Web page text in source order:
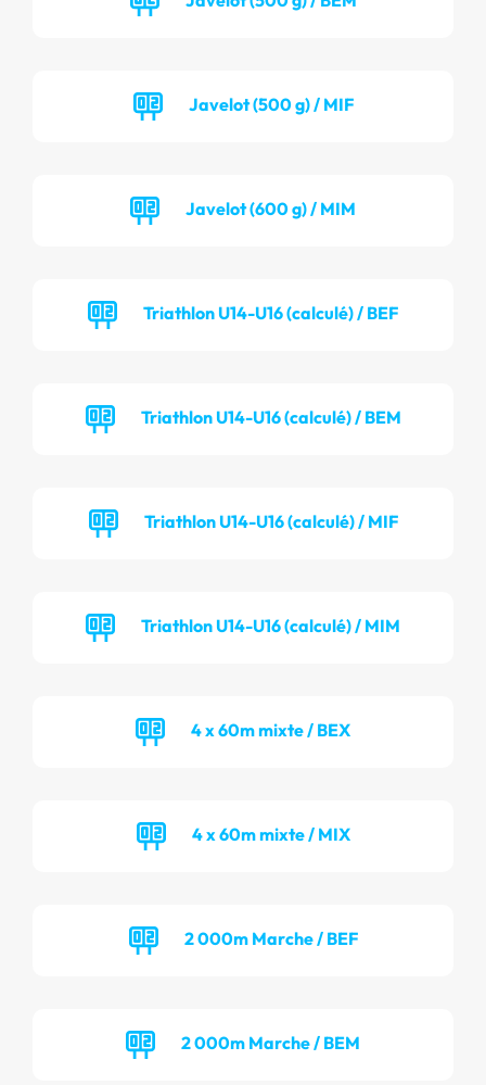
Javelot (500 g) / MIF
Javelot (600 g) / MIM
Triathlon U14-U16 (calculé) / BEF
Triathlon U14-U16 (calculé) / BEM
Triathlon U14-U16 (calculé) / MIF
Triathlon U14-U16 (calculé) / MIM
4 x 60m mixte / BEX
4 x 60m mixte / MIX
2 000m Marche / BEF
2 000m Marche / BEM